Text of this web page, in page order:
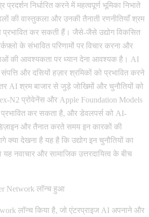
निर्धारित करने में महत्वपूर्ण भूमिका निभाते
की वास्तुकला और उनकी तैनाती रणनीतियाँ श्रम
प्रभावित कर सकती हैं। जैसे-जैसे उद्योग विकसित
के संभावित परिणामों पर विचार करना और
की आवश्यकता पर ध्यान देना आवश्यक है। AI
संपत्ति और दसियों हज़ार श्रमिकों को प्रभावित करने
AI श्रम बाजार से जुड़े जोखिमों और चुनौतियों को
N2 प्रोवेनेंस और Apple Foundation Models
प्रभावित कर सकता है, और डेवलपर्स को AI-
और तैनात करते समय इन कारकों की
क्या देखना है यह है कि उद्योग इन चुनौतियों का
नवाचार और सामाजिक उत्तरदायित्व के बीच
Network लॉन्च हुआ
लॉन्च किया है, जो एंटरप्राइज AI अपनाने और